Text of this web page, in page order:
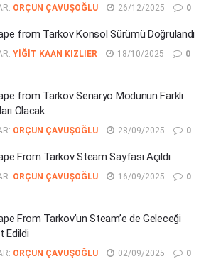
ORÇUN ÇAVUŞOĞLU 26/12/2025 0
from Tarkov Konsol Sürümü Doğrulandı
YIĞIT KAAN KIZLIER 18/10/2025 0
from Tarkov Senaryo Modunun Farklı
Olacak
ORÇUN ÇAVUŞOĞLU 28/09/2025 0
From Tarkov Steam Sayfası Açıldı
ORÇUN ÇAVUŞOĞLU 16/09/2025 0
From Tarkov’un Steam’e de Geleceği
Edildi
ORÇUN ÇAVUŞOĞLU 02/09/2025 0